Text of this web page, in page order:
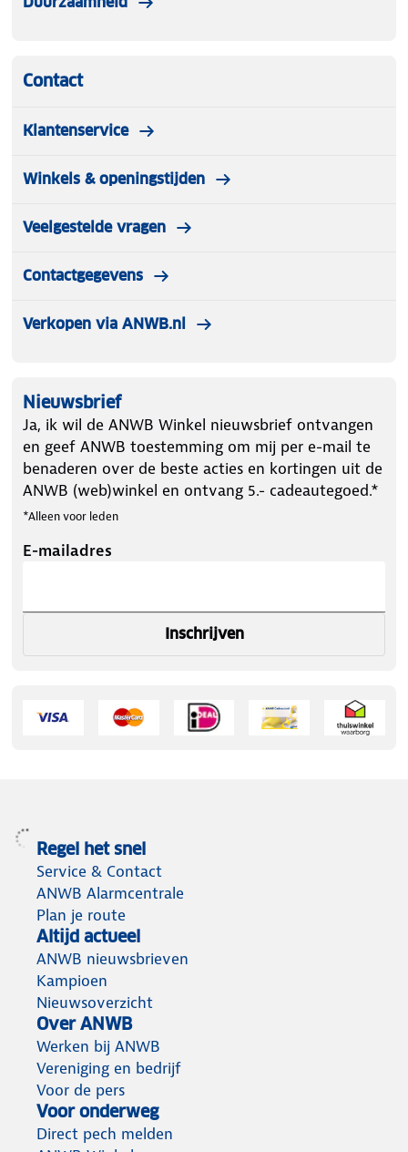
Contact
Klantenservice
Winkels & openingstijden
Veelgestelde vragen
Contactgegevens
Verkopen via ANWB.nl
Nieuwsbrief
Ja, ik wil de ANWB Winkel nieuwsbrief ontvangen
en geef ANWB toestemming om mij per e-mail te
benaderen over de beste acties en kortingen uit de
ANWB (web)winkel en ontvang 5.- cadeautegoed.*
*Alleen voor leden
E-mailadres
Inschrijven
Regel het snel
Service & Contact
ANWB Alarmcentrale
Plan je route
Altijd actueel
ANWB nieuwsbrieven
Kampioen
Nieuwsoverzicht
Over ANWB
Werken bij ANWB
Vereniging en bedrijf
Voor de pers
Voor onderweg
Direct pech melden